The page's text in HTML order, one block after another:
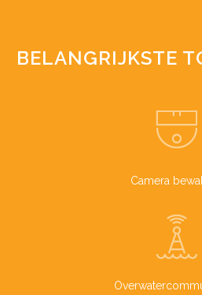
BELANGRIJKSTE
Camera